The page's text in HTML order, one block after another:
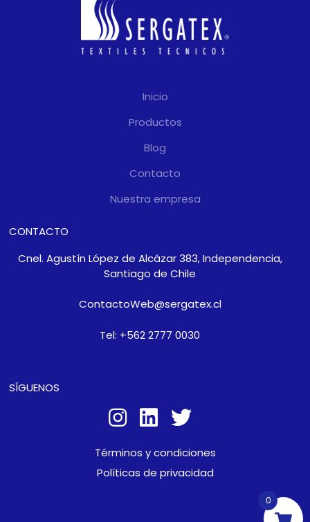
Inicio
Productos
Blog
Contacto
Nuestra empresa
CONTACTO
Cnel. Agustín López de Alcázar 383, Independencia,
Santiago de Chile
ContactoWeb@sergatex.cl
Tel: +562 2777 0030
SÍGUENOS
Términos y condiciones
Políticas de privacidad
0